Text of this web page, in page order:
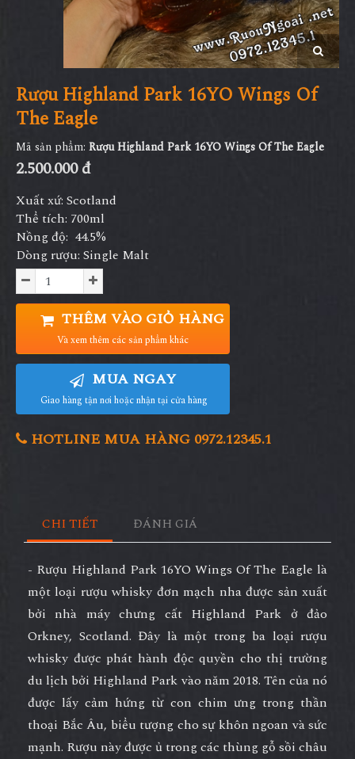
Rượu Highland Park 16YO Wings Of
The Eagle
Mã sản phẩm: Rượu Highland Park 16YO Wings Of The Eagle
2.500.000 đ
Xuất xứ: Scotland
Thể tích: 700ml
Nồng độ: 44.5%
Dòng rượu: Single Malt
THÊM VÀO GIỎ HÀNG
Và xem thêm các sản phẩm khác
MUA NGAY
Giao hàng tận nơi hoặc nhận tại cửa hàng
HOTLINE MUA HÀNG 0972.12345.1
CHI TIẾT ĐÁNH GIÁ
- Rượu Highland Park 16YO Wings Of The Eagle là
một loại rượu whisky đơn mạch nha được sản xuất
bởi nhà máy chưng cất Highland Park ở đảo
Orkney, Scotland. Đây là một trong ba loại rượu
whisky được phát hành độc quyền cho thị trường
du lịch bởi Highland Park vào năm 2018. Tên của nó
được lấy cảm hứng từ con chim ưng trong thần
thoại Bắc Âu, biểu tượng cho sự khôn ngoan và sức
mạnh. Rượu này được ủ trong các thùng gỗ sồi châu